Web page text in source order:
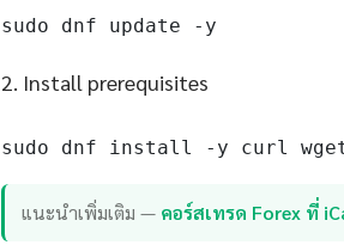
sudo dnf update -y
2. Install prerequisites
sudo dnf install -y curl
แนะนำเพิ่มเติม — คอร์สเทรด Forex ที่